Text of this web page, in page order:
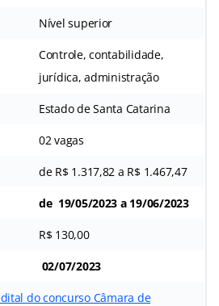
Nível superior
Controle, contabilidade,
jurídica, administração
Estado de Santa Catarina
02 vagas
de R$ 1.317,82 a R$ 1.467,47
de 19/05/2023 a 19/06/2023
R$ 130,00
02/07/2023
do concurso Câmara de